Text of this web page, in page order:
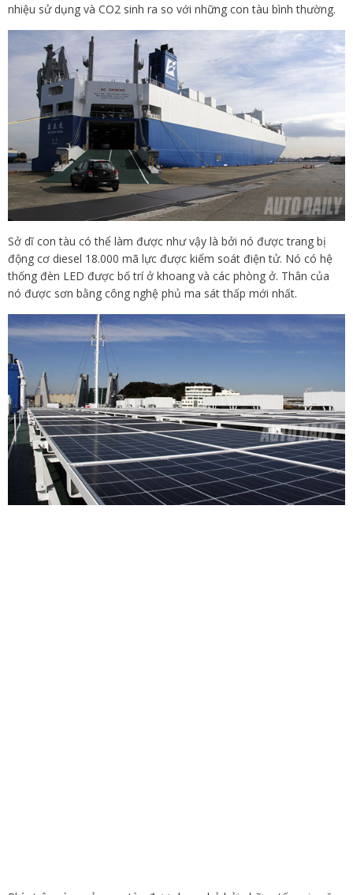
nhiệu sử dụng và CO2 sinh ra so với những con tàu bình thường.
Sở dĩ con tàu có thể làm được như vậy là bởi nó được trang bị
động cơ diesel 18.000 mã lực được kiểm soát điện tử. Nó có hệ
thống đèn LED được bố trí ở khoang và các phòng ở. Thân của
nó được sơn bằng công nghệ phủ ma sát thấp mới nhất.